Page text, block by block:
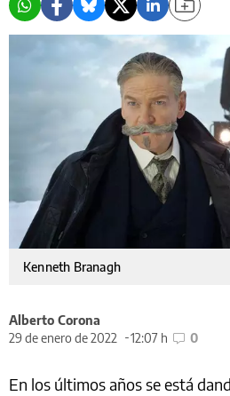
Kenneth Branagh
Alberto Corona
29 de enero de 2022
12:07 h 0
En los últimos años se está